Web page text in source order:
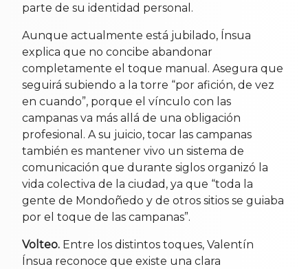
parte de su identidad personal.
Aunque actualmente está jubilado, Ínsua
explica que no concibe abandonar
completamente el toque manual. Asegura que
seguirá subiendo a la torre “por afición, de vez
en cuando”, porque el vínculo con las
campanas va más allá de una obligación
profesional. A su juicio, tocar las campanas
también es mantener vivo un sistema de
comunicación que durante siglos organizó la
vida colectiva de la ciudad, ya que “toda la
gente de Mondoñedo y de otros sitios se guiaba
por el toque de las campanas”.
Volteo. Entre los distintos toques, Valentín
Ínsua reconoce que existe una clara